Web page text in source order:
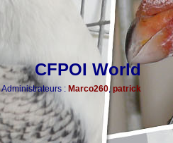
CFPOI World
Administrateurs : Marco260, patrick